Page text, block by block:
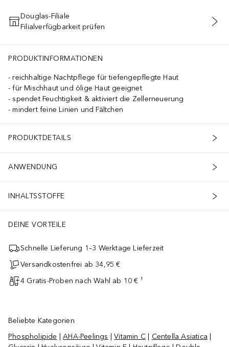
IN DEN WARENKORB
Douglas-Filiale
Filialverfügbarkeit prüfen
PRODUKTINFORMATIONEN
reichhaltige Nachtpflege für tiefengepflegte Haut
für Mischhaut und ölige Haut geeignet
spendet Feuchtigkeit & aktiviert die Zellerneuerung
mindert feine Linien und Fältchen
PRODUKTDETAILS
ANWENDUNG
INHALTSSTOFFE
DEINE VORTEILE
Schnelle Lieferung 1–3 Werktage Lieferzeit
Versandkostenfrei ab 34,95 €
4 Gratis-Proben nach Wahl ab 10 € ¹
Beliebte Kategorien
Phospholipide |AHA-Peelings |Vitamin C Centella Asiatica